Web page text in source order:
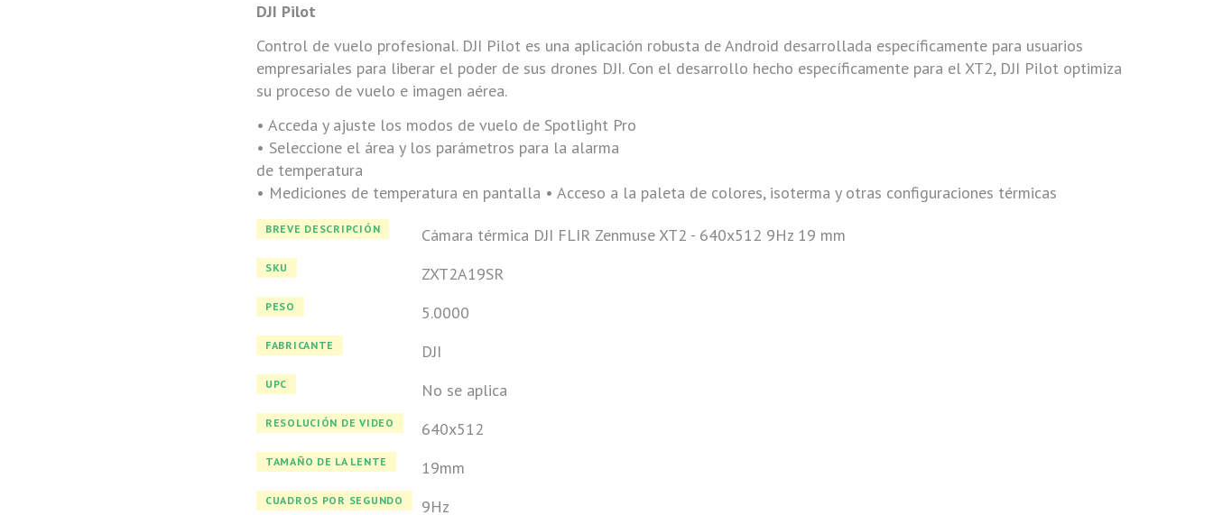
DJI Pilot
Control de vuelo profesional. DJI Pilot es una aplicación robusta de Android desarrollada específicamente para usuarios
empresariales para liberar el poder de sus drones DJI. Con el desarrollo hecho específicamente para el XT2, DJI Pilot optimiza
su proceso de vuelo e imagen aérea.
• Acceda y ajuste los modos de vuelo de Spotlight Pro
• Seleccione el área y los parámetros para la alarma
de temperatura
• Mediciones de temperatura en pantalla • Acceso a la paleta de colores, isoterma y otras configuraciones térmicas
BREVE DESCRIPCIÓN Cámara térmica DJI FLIR Zenmuse XT2 - 640x512 9Hz 19 mm
SKU ZXT2A19SR
PESO 5.0000
FABRICANTE DJI
UPC No se aplica
RESOLUCIÓN DE VIDEO 640x512
TAMAÑO DE LA LENTE 19mm
CUADROS POR SEGUNDO 9Hz